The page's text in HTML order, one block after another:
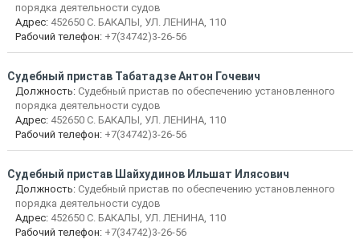
порядка деятельности судов
Адрес:452650 С. БАКАЛЫ, УЛ. ЛЕНИНА, 110
Рабочий телефон:+7(34742)3-26-56
Судебный пристав Табатадзе Антон Гочевич
Должность:Судебный пристав по обеспечению установленного
порядка деятельности судов
Адрес:452650 С. БАКАЛЫ, УЛ. ЛЕНИНА, 110
Рабочий телефон:+7(34742)3-26-56
Судебный пристав Шайхудинов Ильшат Илясович
Должность:Судебный пристав по обеспечению установленного
порядка деятельности судов
Адрес:452650 С. БАКАЛЫ, УЛ. ЛЕНИНА, 110
Рабочий телефон:+7(34742)3-26-56